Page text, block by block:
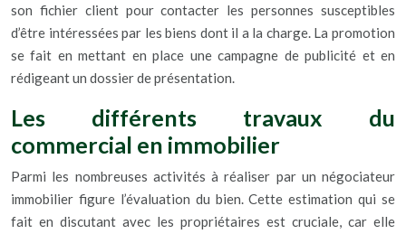
son fichier client pour contacter les personnes susceptibles
d’être intéressées par les biens dont il a la charge. La promotion
se fait en mettant en place une campagne de publicité et en
rédigeant un dossier de présentation.
Les différents travaux du
commercial en immobilier
Parmi les nombreuses activités à réaliser par un négociateur
immobilier figure l’évaluation du bien. Cette estimation qui se
fait en discutant avec les propriétaires est cruciale, car elle